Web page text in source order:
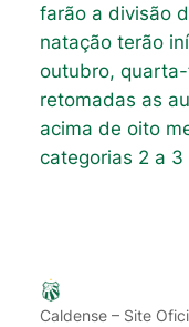
farão a divisão
natação terão
outubro,
retomadas as
acima de oito
categorias 2 a
Caldense – Site